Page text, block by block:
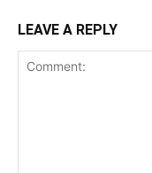
LEAVE A REPLY